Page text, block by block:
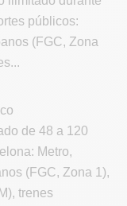
públicos:
(FGC, Zona
de 48 a 120
Metro,
(FGC, Zona 1),
trenes